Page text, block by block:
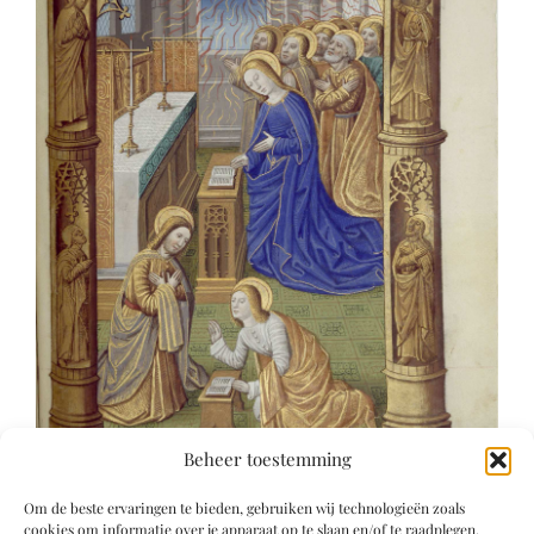
Beheer toestemming
Om de beste ervaringen te bieden, gebruiken wij technologieën zoals
cookies om informatie over je apparaat op te slaan en/of te raadplegen.